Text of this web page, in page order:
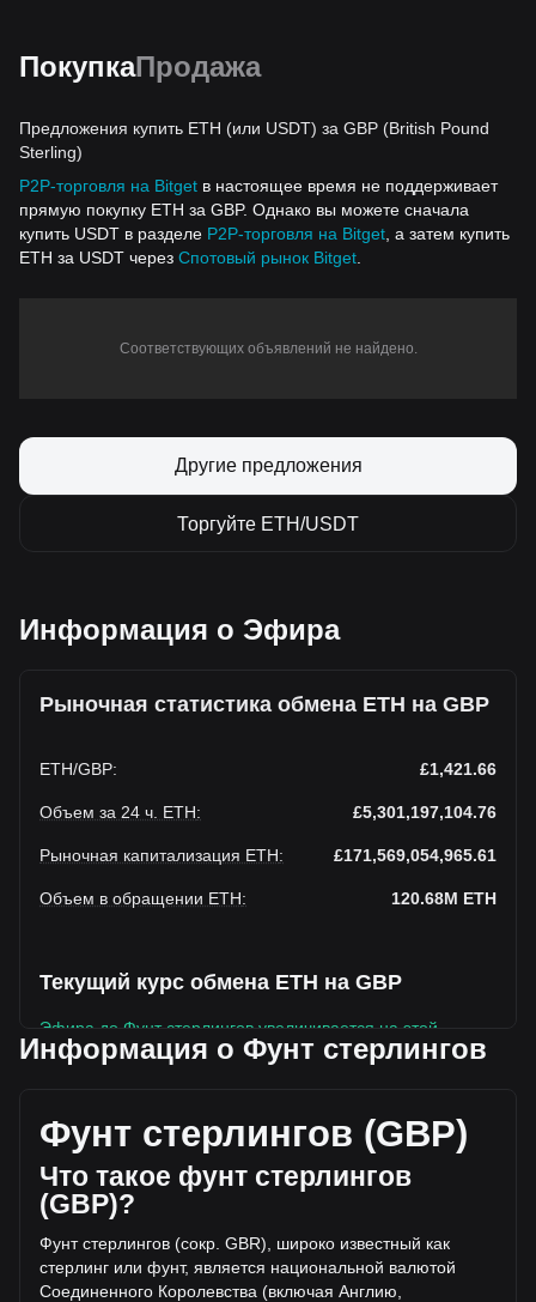
ПокупкаПродажа
Предложения купить ETH (или USDT) за GBP (British Pound
Sterling)
P2P-торговля на Bitget в настоящее время не поддерживает
прямую покупку ETH за GBP. Однако вы можете сначала
купить USDT в разделе P2P-торговля на Bitget , а затем купить
ETH за USDT через Спотовый рынок Bitget
Соответствующих объявлений не найдено.
Другие предложения
Торгуйте ETH/USDT
Информация о Эфира
Рыночная статистика обмена ETH на GBP
ETH/GBP: £1,421.66
Объем за 24 ч. ETH: £5,301,197,104.76
Рыночная капитализация ETH: £171,569,054,965.61
Объем в обращении ETH: 120.68M ETH
Текущий курс обмена ETH на GBP
Эфира до Фунт стерлингов увеличивается на этой
неделе.
ETH, а общая рыночная капитализация составляет
120,682,090ETH на основе оборотного предложения
Эфира £171,569,054,965.61 GBP. Объем торгов упал на
Эфира% (£-738,332,493.37 GBP) за последние 24 часа, а
объем торгов -12.22 составил £6,039,529,598.13 было
продано за тот же период.
Информация о Фунт стерлингов
Фунт стерлингов (GBP)
Что такое фунт стерлингов
(GBP)?
Фунт стерлингов (сокр. GBR), широко известный как
стерлинг или фунт, является национальной валютой
Соединенного Королевства (включая Англию,